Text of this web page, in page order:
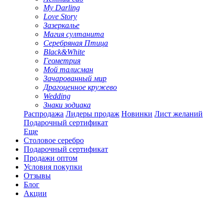
My Darling
Love Story
Зазеркалье
Магия султанита
Серебряная Птица
Black&White
Геометрия
Мой талисман
Зачарованный мир
Драгоценное кружево
Wedding
Знаки зодиака
Распродажа Лидеры продаж Новинки Лист желаний
Подарочный сертификат
Еще
Столовое серебро
Подарочный сертификат
Продажи оптом
Условия покупки
Отзывы
Блог
Акции